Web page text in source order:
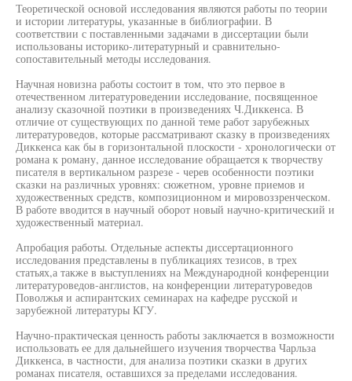
Теоретической основой исследования являются работы по теории
и истории литературы, указанные в библиографии. В
соответствии с поставленными задачами в диссертации были
использованы историко-литературный и сравнительно-
сопоставительный методы исследования.
Научная новизна работы состоит в том, что это первое в
отечественном литературоведении исследование, посвященное
анализу сказочной поэтики в произведениях Ч.Диккенса. В
отличие от существующих по данной теме работ зарубежных
литературоведов, которые рассматривают сказку в произведениях
Диккенса как бы в горизонтальной плоскости - хронологически от
романа к роману, данное исследование обращается к творчеству
писателя в вертикальном разрезе - черев особенности поэтики
сказки на различных уровнях: сюжетном, уровне приемов и
художественных средств, композиционном и мировоззренческом.
В работе вводится в научный оборот новый научно-критический и
художественный материал.
Апробация работы. Отдельные аспекты диссертационного
исследования представлены в публикациях тезисов, в трех
статьях,а также в выступлениях на Международной конференции
литературоведов-англистов, на конференции литературоведов
Поволжья и аспирантских семинарах на кафедре русской и
зарубежной литературы КГУ.
Научно-практическая ценность работы заключается в возможности
использовать ее для дальнейшего изучения творчества Чарльза
Диккенса, в частности, для анализа поэтики сказки в других
романах писателя, оставшихся за пределами исследования.